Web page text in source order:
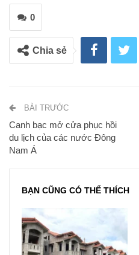
0
Chia sẻ
BÀI TRƯỚC
Canh bạc mở cửa phục hồi
du lịch của các nước Đông
Nam Á
BẠN CŨNG CÓ THỂ THÍCH